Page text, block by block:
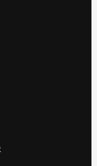
отдых на
туров.
Тур Сейл